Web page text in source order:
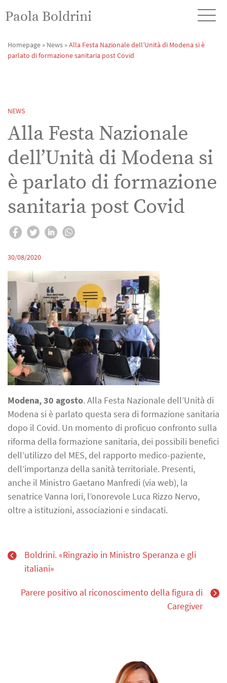
Paola Boldrini
Homepage » News »Alla Festa Nazionale dell’Unità di Modena si è
parlato di formazione sanitaria post Covid
NEWS
Alla Festa Nazionale
dell’Unità di Modena si
è parlato di formazione
sanitaria post Covid
30/08/2020
Modena, 30 agosto. Alla Festa Nazionale dell’Unità di
Modena si è parlato questa sera di formazione sanitaria
dopo il Covid. Un momento di proficuo confronto sulla
riforma della formazione sanitaria, dei possibili benefici
dell’utilizzo del MES, del rapporto medico-paziente,
dell’importanza della sanità territoriale. Presenti,
anche il Ministro Gaetano Manfredi (via web), la
senatrice Vanna Iori, l’onorevole Luca Rizzo Nervo,
oltre a istituzioni, associazioni e sindacati.
Boldrini. «Ringrazio in Ministro Speranza e gli
italiani»
Parere positivo al riconoscimento della figura di
Caregiver